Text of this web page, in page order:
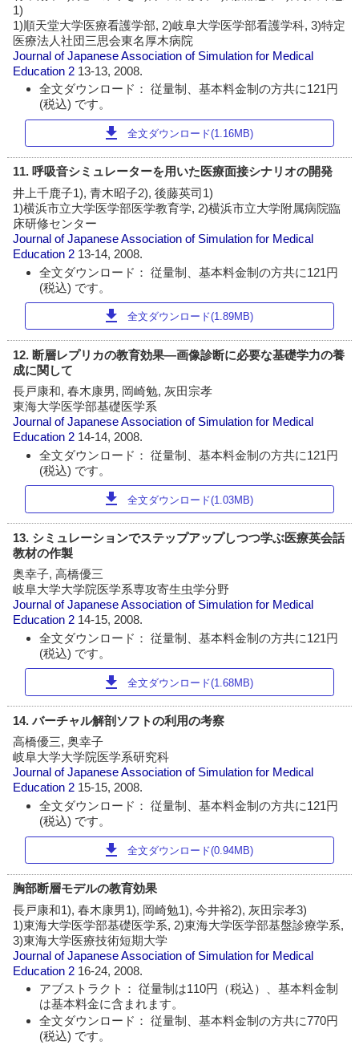
1)
1)順天堂大学医療看護学部, 2)岐阜大学医学部看護学科, 3)特定
医療法人社団三思会東名厚木病院
Journal of Japanese Association of Simulation for Medical
Education 2 13-13, 2008.
全文ダウンロード： 従量制、基本料金制の方共に121円
(税込) です。
download 全文ダウンロード(1.16MB)
11. 呼吸音シミュレーターを用いた医療面接シナリオの開発
井上千鹿子1), 青木昭子2), 後藤英司1)
1)横浜市立大学医学部医学教育学, 2)横浜市立大学附属病院臨
床研修センター
Journal of Japanese Association of Simulation for Medical
Education 2 13-14, 2008.
全文ダウンロード： 従量制、基本料金制の方共に121円
(税込) です。
download 全文ダウンロード(1.89MB)
12. 断層レプリカの教育効果―画像診断に必要な基礎学力の養
成に関して
長戸康和, 春木康男, 岡崎勉, 灰田宗孝
東海大学医学部基礎医学系
Journal of Japanese Association of Simulation for Medical
Education 2 14-14, 2008.
全文ダウンロード： 従量制、基本料金制の方共に121円
(税込) です。
download 全文ダウンロード(1.03MB)
13. シミュレーションでステップアップしつつ学ぶ医療英会話
教材の作製
奥幸子, 高橋優三
岐阜大学大学院医学系専攻寄生虫学分野
Journal of Japanese Association of Simulation for Medical
Education 2 14-15, 2008.
全文ダウンロード： 従量制、基本料金制の方共に121円
(税込) です。
download 全文ダウンロード(1.68MB)
14. バーチャル解剖ソフトの利用の考察
高橋優三, 奥幸子
岐阜大学大学院医学系研究科
Journal of Japanese Association of Simulation for Medical
Education 2 15-15, 2008.
全文ダウンロード： 従量制、基本料金制の方共に121円
(税込) です。
download 全文ダウンロード(0.94MB)
胸部断層モデルの教育効果
長戸康和1), 春木康男1), 岡崎勉1), 今井裕2), 灰田宗孝3)
1)東海大学医学部基礎医学系, 2)東海大学医学部基盤診療学系,
3)東海大学医療技術短期大学
Journal of Japanese Association of Simulation for Medical
Education 2 16-24, 2008.
アブストラクト： 従量制は110円（税込）、基本料金制
は基本料金に含まれます。
全文ダウンロード： 従量制、基本料金制の方共に770円
(税込) です。